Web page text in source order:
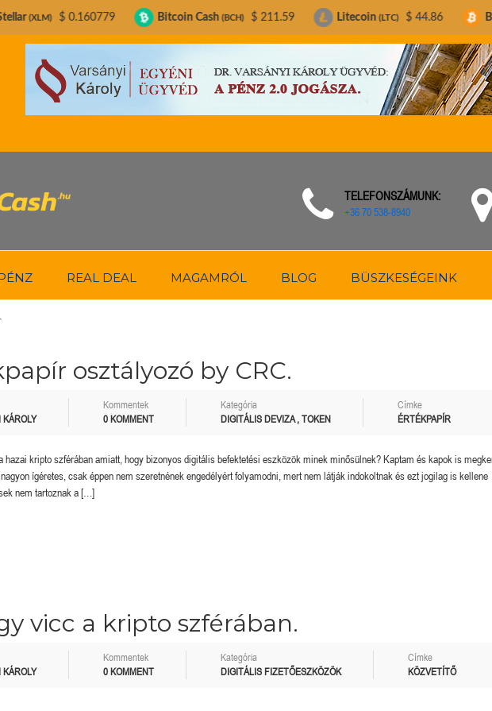
TELEFONSZÁMUNK:
+36 70 538-8940
REAL DEAL MAGAMRÓL BLOG BÜSZKESÉGEINK
osztályozó by CRC.
KÁROLY
Kommentek
0 KOMMENT
Kategória
DIGITÁLIS DEVIZA, TOKEN
Címke
ÉRTÉKPAPÍR
hazai kripto szférában amiatt, hogy bizonyos digitális befektetési eszközök minek minősülnek? Kaptam és kapok is
ígéretes, csak éppen nem szeretnének engedélyért folyamodni, mert nem látják indokoltnak és ezt jogilag is kellene
nem tartoznak a […]
vicc a kripto szférában.
KÁROLY
Kommentek
0 KOMMENT
Kategória
DIGITÁLIS FIZETŐESZKÖZÖK
Címke
KÖZVETÍTŐ
Bitcoin Cash (BCH) $ 211.59 Litecoin (LTC) $ 44.86 Bitcoin (BTC)